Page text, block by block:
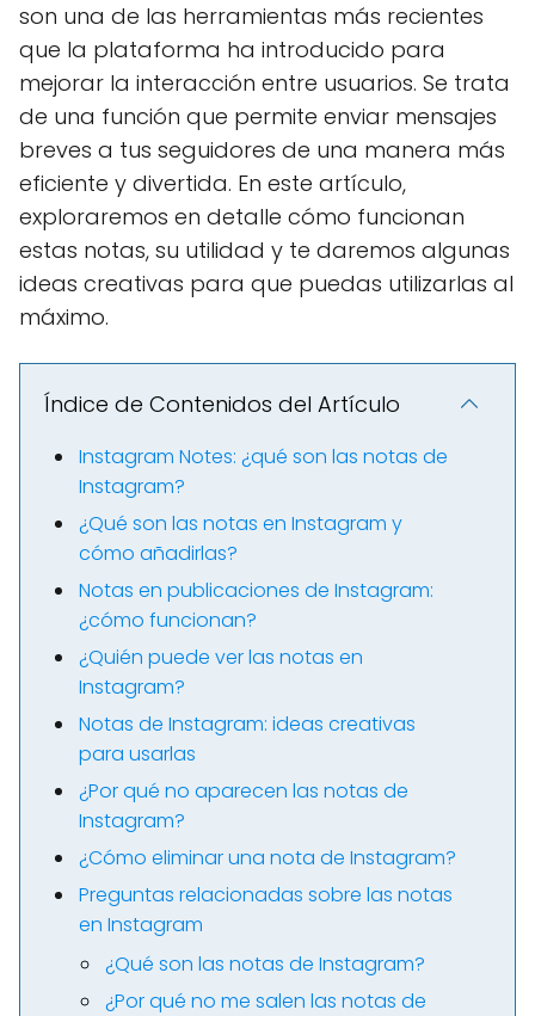
son una de las herramientas más recientes
que la plataforma ha introducido para
mejorar la interacción entre usuarios. Se trata
de una función que permite enviar mensajes
breves a tus seguidores de una manera más
eficiente y divertida. En este artículo,
exploraremos en detalle cómo funcionan
estas notas, su utilidad y te daremos algunas
ideas creativas para que puedas utilizarlas al
máximo.
Índice de Contenidos del Artículo
Instagram Notes: ¿qué son las notas de
Instagram?
¿Qué son las notas en Instagram y
cómo añadirlas?
Notas en publicaciones de Instagram:
¿cómo funcionan?
¿Quién puede ver las notas en
Instagram?
Notas de Instagram: ideas creativas
para usarlas
¿Por qué no aparecen las notas de
Instagram?
¿Cómo eliminar una nota de Instagram?
Preguntas relacionadas sobre las notas
en Instagram
¿Qué son las notas de Instagram?
¿Por qué no me salen las notas de